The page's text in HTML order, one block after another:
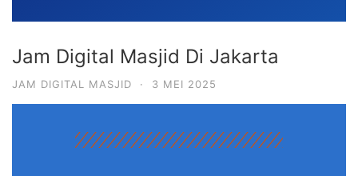
Jam Digital Masjid Di Jakarta
JAM DIGITAL MASJID · 3 MEI 2025